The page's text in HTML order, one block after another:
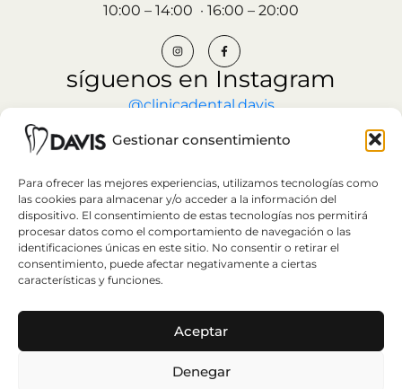
Gestionar consentimiento
Para ofrecer las mejores experiencias, utilizamos tecnologías como
las cookies para almacenar y/o acceder a la información del
dispositivo. El consentimiento de estas tecnologías nos permitirá
procesar datos como el comportamiento de navegación o las
identificaciones únicas en este sitio. No consentir o retirar el
consentimiento, puede afectar negativamente a ciertas
características y funciones.
Aceptar
Denegar
10:00 – 14:00 · 16:00 – 20:00
síguenos en Instagram
@clinicadental.davis